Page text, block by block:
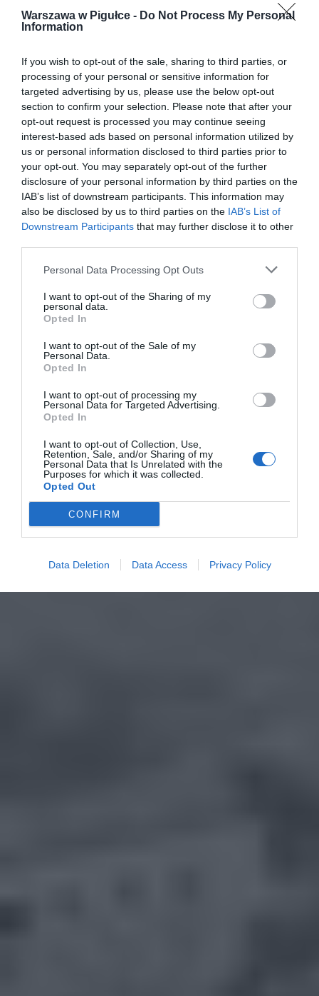
Warszawa w Pigułce - Do Not Process My Personal
Information
If you wish to opt-out of the sale, sharing to third parties, or
processing of your personal or sensitive information for
targeted advertising by us, please use the below opt-out
section to confirm your selection. Please note that after your
opt-out request is processed you may continue seeing
interest-based ads based on personal information utilized by
us or personal information disclosed to third parties prior to
your opt-out. You may separately opt-out of the further
disclosure of your personal information by third parties on the
IAB’s list of downstream participants. This information may
also be disclosed by us to third parties on the IAB’s List of
Downstream Participants that may further disclose it to other
Personal Data Processing Opt Outs
I want to opt-out of the Sharing of my
personal data.
Opted In
I want to opt-out of the Sale of my
Personal Data.
Opted In
I want to opt-out of processing my
Personal Data for Targeted Advertising.
Opted In
I want to opt-out of Collection, Use,
Retention, Sale, and/or Sharing of my
Personal Data that Is Unrelated with the
Purposes for which it was collected.
Opted Out
CONFIRM
Data Deletion Data Access Privacy Policy